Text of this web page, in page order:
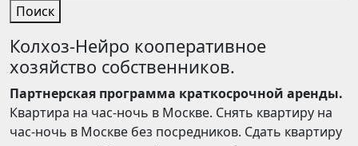
Поиск
Колхоз-Нейро кооперативное
хозяйство собственников.
Партнерская программа краткосрочной аренды.
Квартира на час-ночь в Москве. Снять квартиру на
час-ночь в Москве без посредников. Сдать квартиру